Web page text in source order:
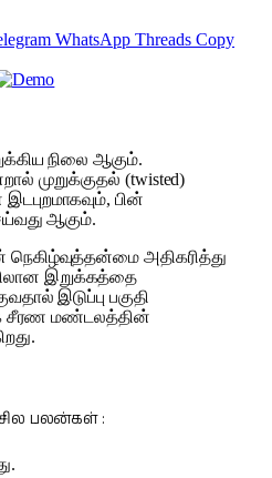
WhatsApp Threads Copy
நிலை ஆகும்.
முறுக்குதல் (twisted)
பின்
ஆகும்.
அதிகரித்து
இறுக்கத்தை
இடுப்பு பகுதி
சீரண மண்டலத்தின்
பலன்கள் :